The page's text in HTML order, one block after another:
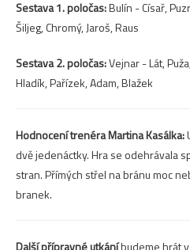
Sestava 1. poločas:Bulín - Císař,
Šiljeg, Chromý, Jaroš, Raus
Sestava 2. poločas:Vejnar - Lát,
Hladík, Pařízek, Adam, Blažek
Hodnocení trenéra Martina Kasálka:
dvě jedenáctky. Hra se odehrávala
stran. Přímých střel na bránu moc
branek.